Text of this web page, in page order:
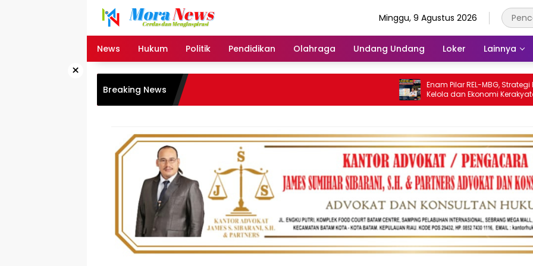
Minggu, 9 Agustus 2026
News Hukum Politik Pendidikan Olahraga Undang Undang Loker Lainnya
×
Breaking News
Enam Pilar REL-MBG, Strategi Perkuat
Kelola dan Ekonomi Kerakyatan
Program MBG